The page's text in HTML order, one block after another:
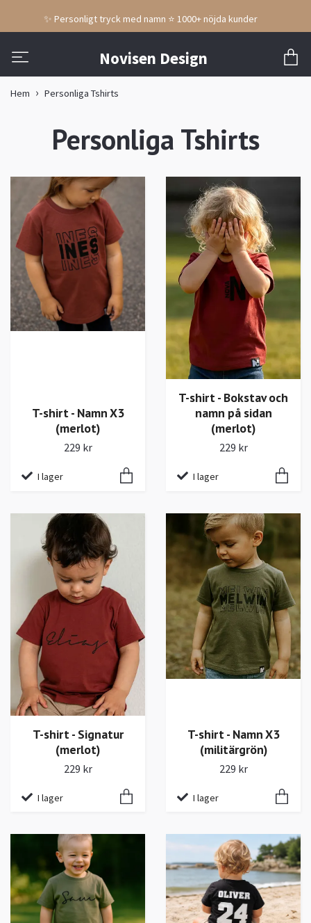
✨ Personligt tryck med namn ⭐ 1000+ nöjda kunder
Novisen Design
Hem Personliga Tshirts
Personliga Tshirts
T-shirt - Namn X3
(merlot)
229 kr
I lager
T-shirt - Bokstav och
namn på sidan
(merlot)
229 kr
I lager
T-shirt - Signatur
(merlot)
229 kr
I lager
T-shirt - Namn X3
(militärgrön)
229 kr
I lager